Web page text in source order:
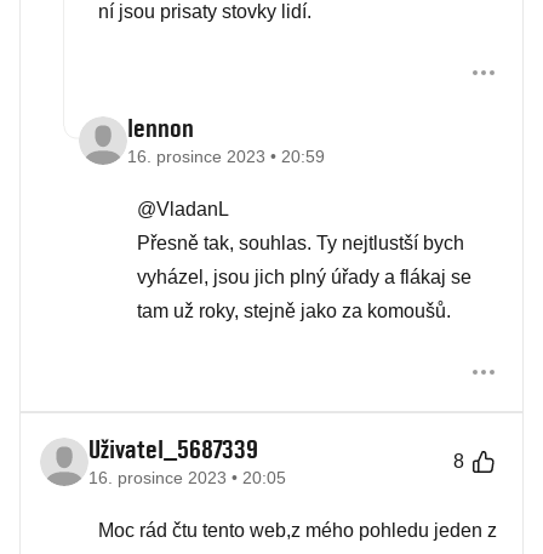
ní jsou prisaty stovky lidí.
lennon
16. prosince 2023 • 20:59
@VladanL
Přesně tak, souhlas. Ty nejtlustší bych
vyházel, jsou jich plný úřady a flákaj se
tam už roky, stejně jako za komoušů.
Uživatel_5687339
16. prosince 2023 • 20:05
8
Moc rád čtu tento web,z mého pohledu jeden z